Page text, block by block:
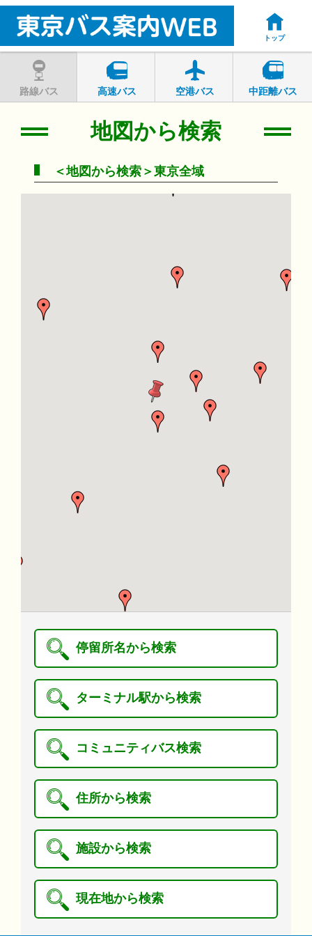
トップ
路線バス 高速バス 空港バス 中距離バス
地図から検索
＜地図から検索＞東京全域
停留所名から検索
ターミナル駅から検索
コミュニティバス検索
住所から検索
施設から検索
現在地から検索